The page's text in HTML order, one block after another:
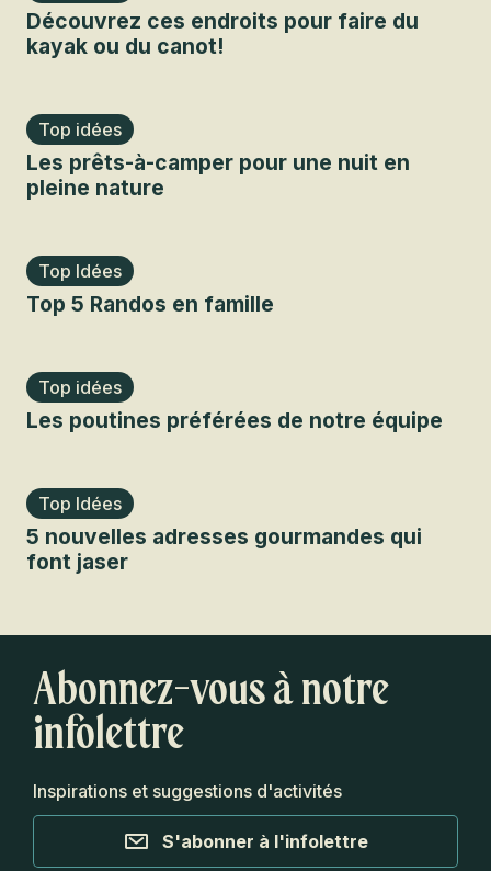
Découvrez ces endroits pour faire du
kayak ou du canot!
Top idées
Les prêts-à-camper pour une nuit en
pleine nature
Top Idées
Top 5 Randos en famille
Top idées
Les poutines préférées de notre équipe
Top Idées
5 nouvelles adresses gourmandes qui
font jaser
Abonnez-vous à notre
infolettre
Inspirations et suggestions d'activités
S'abonner à l'infolettre